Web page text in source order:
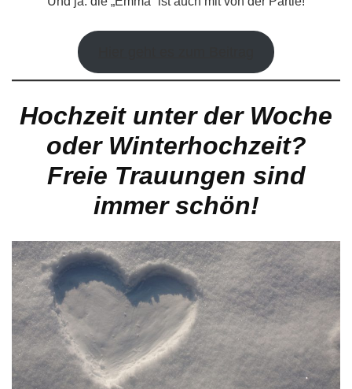
Hochzeit unter der Woche
oder Winterhochzeit?
Freie Trauungen sind
immer schön!